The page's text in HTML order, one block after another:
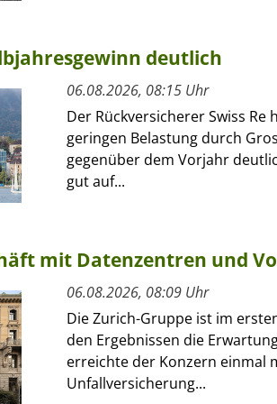
deutlich
06.08.2026, 08:15 Uhr
Der Rückversicherer Swiss
geringen Belastung durch
gegenüber dem Vorjahr
gut auf...
mit Datenzentren und
06.08.2026, 08:09 Uhr
Die Zurich-Gruppe ist im
den Ergebnissen die
erreichte der Konzern einmal
Unfallversicherung...